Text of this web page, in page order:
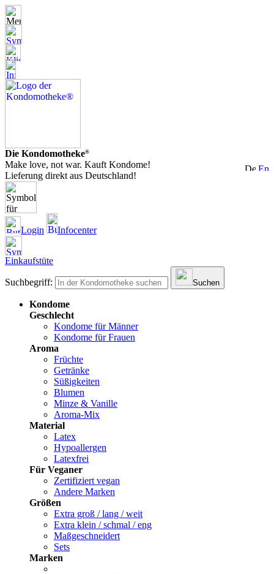
Die Kondomotheke®
Make love, not war. Kauft Kondome!
Lieferung direkt aus Deutschland!
Login Infocenter
Einkaufstüte
Suchbegriff: Suchen
Kondome
Geschlecht
Kondome für Männer
Kondome für Frauen
Aroma
Früchte
Getränke
Süßigkeiten
Blumen
Minze & Vanille
Aroma-Mix
Material
Latex
Hypoallergen
Latexfrei
Für Veganer
Zertifiziert vegan
Andere Marken
Größen
Extra groß / lang / weit
Extra klein / schmal / eng
Maßgeschneidert
Sets
Marken